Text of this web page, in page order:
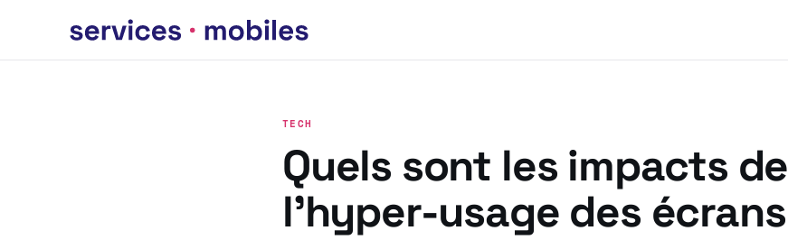
TECH
Quels sont les impacts de
l’hyper-usage des écrans